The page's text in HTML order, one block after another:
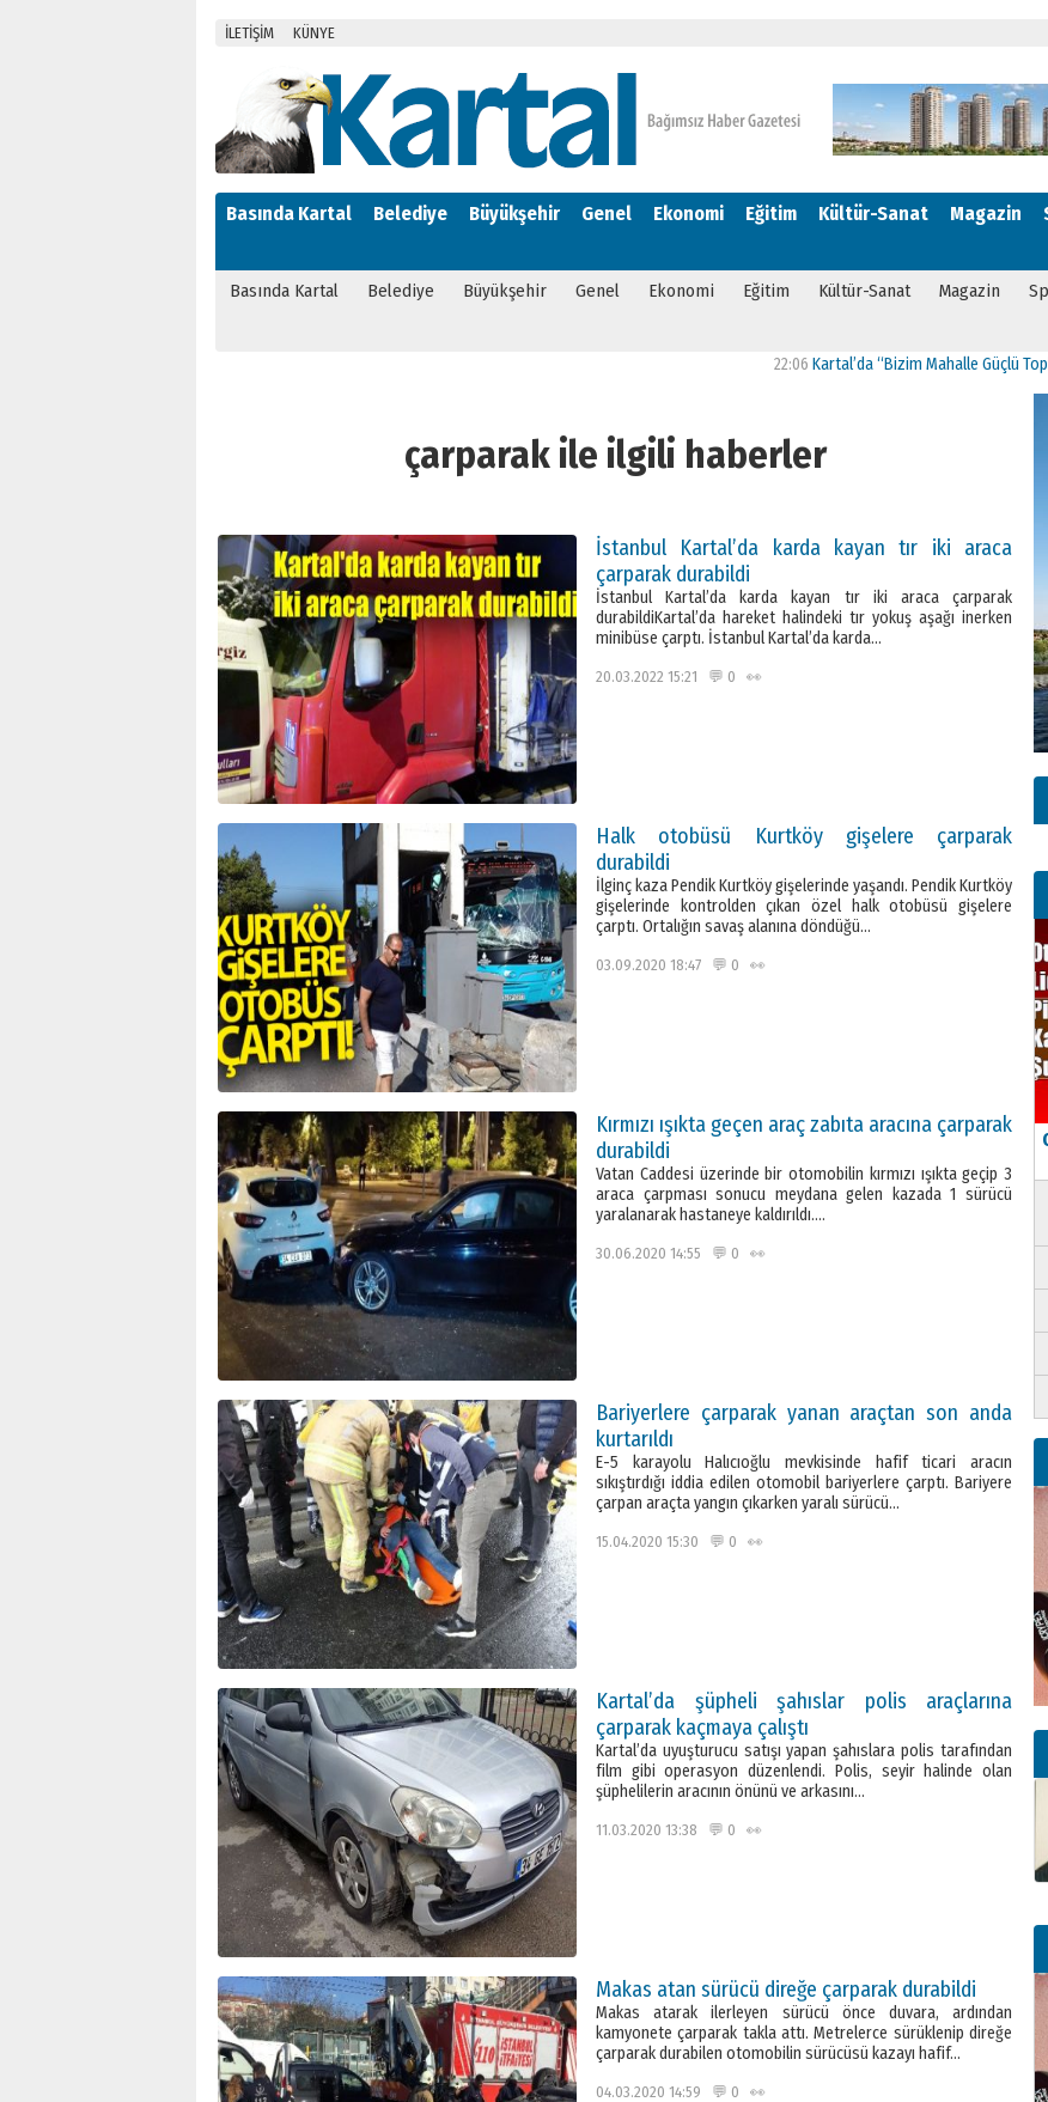
İLETİŞİM KÜNYE
Basında Kartal Belediye Büyükşehir Genel Ekonomi Eğitim Kültür-Sanat Magazin
Basında Kartal Belediye Büyükşehir Genel Ekonomi Eğitim Kültür-Sanat Magazin
Kartal’da “Bizim Mahalle Güçlü Toplum” Projesi
çarparak ile ilgili haberler
İstanbul Kartal’da karda kayan tır iki araca
çarparak durabildi
İstanbul Kartal’da karda kayan tır iki araca çarparak
durabildiKartal’da hareket halindeki tır yokuş aşağı inerken
minibüse çarptı. İstanbul Kartal’da karda…
20.03.2022 15:21 💬 0 👀
Halk otobüsü Kurtköy gişelere çarparak
durabildi
İlginç kaza Pendik Kurtköy gişelerinde yaşandı. Pendik Kurtköy
gişelerinde kontrolden çıkan özel halk otobüsü gişelere
çarptı. Ortalığın savaş alanına döndüğü…
03.09.2020 18:47 💬 0 👀
Kırmızı ışıkta geçen araç zabıta aracına çarparak
durabildi
Vatan Caddesi üzerinde bir otomobilin kırmızı ışıkta geçip 3
araca çarpması sonucu meydana gelen kazada 1 sürücü
yaralanarak hastaneye kaldırıldı….
30.06.2020 14:55 💬 0 👀
Bariyerlere çarparak yanan araçtan son anda
kurtarıldı
E-5 karayolu Halıcıoğlu mevkisinde hafif ticari aracın
sıkıştırdığı iddia edilen otomobil bariyerlere çarptı. Bariyere
çarpan araçta yangın çıkarken yaralı sürücü…
15.04.2020 15:30 💬 0 👀
Kartal’da şüpheli şahıslar polis araçlarına
çarparak kaçmaya çalıştı
Kartal’da uyuşturucu satışı yapan şahıslara polis tarafından
film gibi operasyon düzenlendi. Polis, seyir halinde olan
şüphelilerin aracının önünü ve arkasını…
11.03.2020 13:38 💬 0 👀
Makas atan sürücü direğe çarparak durabildi
Makas atarak ilerleyen sürücü önce duvara, ardından
kamyonete çarparak takla attı. Metrelerce sürüklenip direğe
çarparak durabilen otomobilin sürücüsü kazayı hafif…
04.03.2020 14:59 💬 0 👀